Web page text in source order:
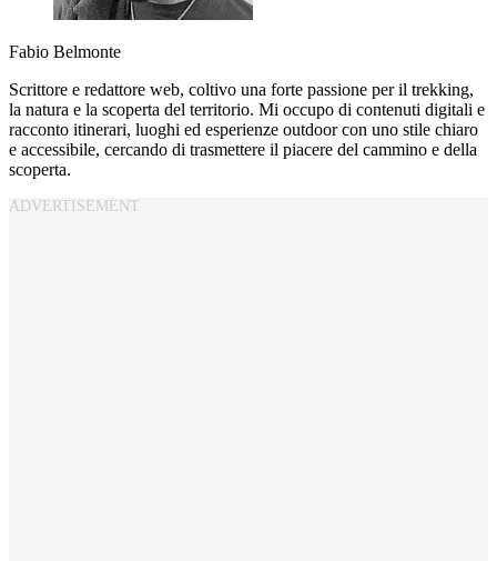
Fabio Belmonte
Scrittore e redattore web, coltivo una forte passione per il trekking,
la natura e la scoperta del territorio. Mi occupo di contenuti digitali e
racconto itinerari, luoghi ed esperienze outdoor con uno stile chiaro
e accessibile, cercando di trasmettere il piacere del cammino e della
scoperta.